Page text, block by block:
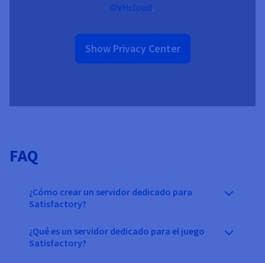
OVHcloud.
Show Privacy Center
FAQ
¿Cómo crear un servidor dedicado para
Satisfactory?
¿Qué es un servidor dedicado para el juego
Satisfactory?